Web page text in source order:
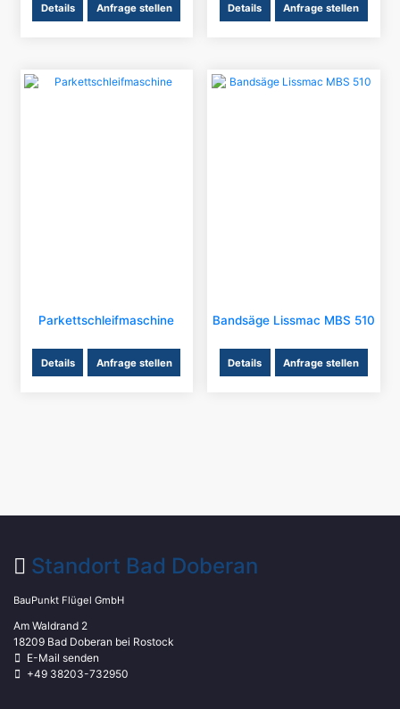
Details Anfrage stellen Details Anfrage stellen
Parkettschleifmaschine
Details Anfrage stellen
Bandsäge Lissmac MBS 510
Details Anfrage stellen
Standort Bad Doberan
BauPunkt Flügel GmbH
Am Waldrand 2
18209 Bad Doberan bei Rostock
E-Mail senden
+49 38203-732950